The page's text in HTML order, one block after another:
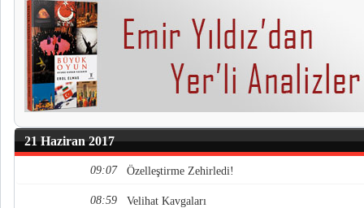
21 Haziran 2017
09:07 Özelleştirme Zehirledi!
08:59 Velihat Kavgaları